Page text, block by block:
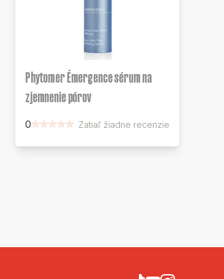
Phytomer Émergence sérum na
zjemnenie pórov
0 Zatiaľ žiadne recenzie